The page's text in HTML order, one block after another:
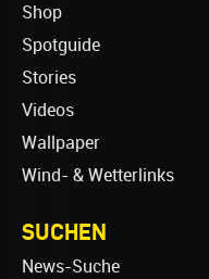
Shop
Spotguide
Stories
Videos
Wallpaper
Wind- & Wetterlinks
SUCHEN
News-Suche